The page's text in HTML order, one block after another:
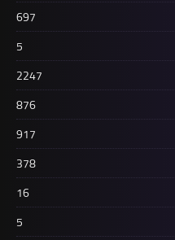
697
5
2247
876
917
378
16
5